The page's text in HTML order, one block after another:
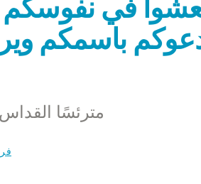
"أنعشوا في
مترئسًا القداس